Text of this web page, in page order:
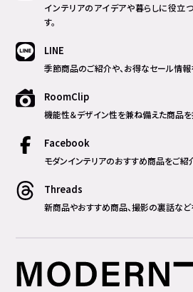
インテリアのアイデアや暮らしに役立
す。
LINE
季節商品のご紹介や、お得なセール情報
RoomClip
機能性＆デザイン性を兼ね備えた商品を
Facebook
モダンインテリアのおすすめ商品をご紹
Threads
新商品やおすすめ商品、撮影の裏話など